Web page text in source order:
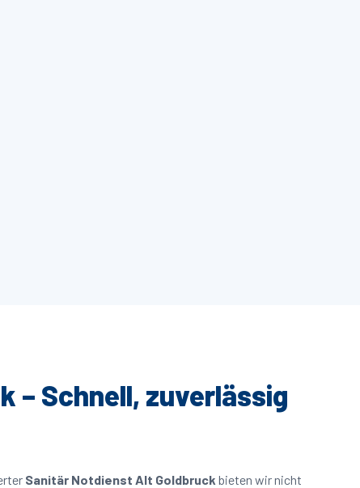
– Schnell, zuverlässig
Sanitär Notdienst Alt Goldbruck bieten wir nicht